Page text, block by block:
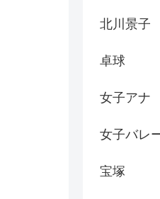
北川景子
卓球
女子アナ
女子バレ
宝塚